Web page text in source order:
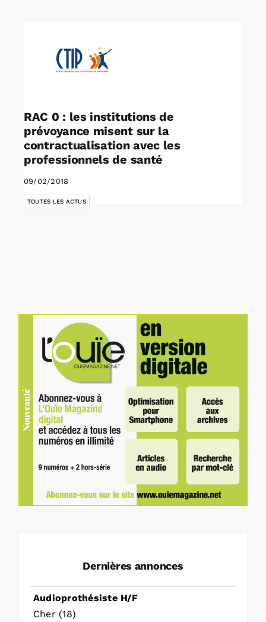
RAC 0 : les institutions de
prévoyance misent sur la
contractualisation avec les
professionnels de santé
09/02/2018
TOUTES LES ACTUS
Dernières annonces
Audioprothésiste H/F
Cher (18)